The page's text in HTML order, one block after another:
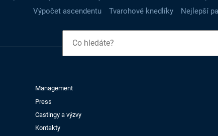
Výpočet ascendentu
Tvarohové knedlíky Nejlepší
Management
Press
Castingy a výzvy
Kontakty